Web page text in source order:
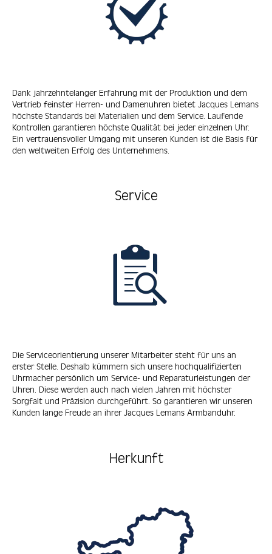
Dank jahrzehntelanger Erfahrung mit der Produktion und dem
Vertrieb feinster Herren- und Damenuhren bietet Jacques Lemans
höchste Standards bei Materialien und dem Service. Laufende
Kontrollen garantieren höchste Qualität bei jeder einzelnen Uhr.
Ein vertrauensvoller Umgang mit unseren Kunden ist die Basis für
den weltweiten Erfolg des Unternehmens.
Service
Die Serviceorientierung unserer Mitarbeiter steht für uns an
erster Stelle. Deshalb kümmern sich unsere hochqualifizierten
Uhrmacher persönlich um Service- und Reparaturleistungen der
Uhren. Diese werden auch nach vielen Jahren mit höchster
Sorgfalt und Präzision durchgeführt. So garantieren wir unseren
Kunden lange Freude an ihrer Jacques Lemans Armbanduhr.
Herkunft